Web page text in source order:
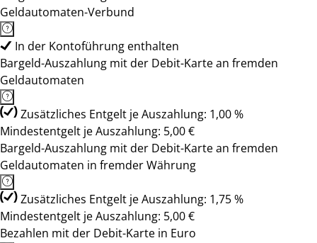
Geldautomaten-Verbund
In der Kontoführung enthalten
Bargeld-Auszahlung mit der Debit-Karte an fremden
Geldautomaten
Zusätzliches Entgelt je Auszahlung: 1,00 %
Mindestentgelt je Auszahlung: 5,00 €
Bargeld-Auszahlung mit der Debit-Karte an fremden
Geldautomaten in fremder Währung
Zusätzliches Entgelt je Auszahlung: 1,75 %
Mindestentgelt je Auszahlung: 5,00 €
Bezahlen mit der Debit-Karte in Euro